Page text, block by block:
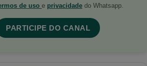
de uso e privacidade do Whatsapp.
PARTICIPE DO CANAL